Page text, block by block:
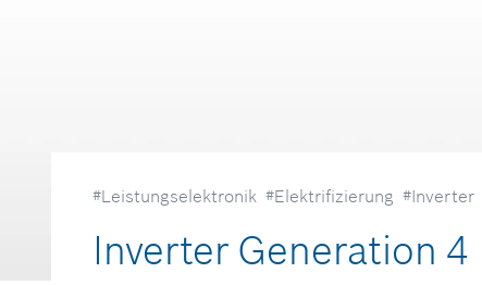
#Leistungselektronik #Elektrifizierung #Inverter
Inverter Generation 4